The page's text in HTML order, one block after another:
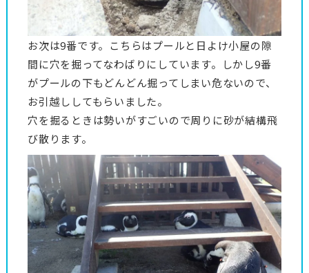
お次は9番です。こちらはプールと日よけ小屋の隙
間に穴を掘ってなわばりにしています。しかし9番
がプールの下もどんどん掘ってしまい危ないので、
お引越ししてもらいました。
穴を掘るときは勢いがすごいので周りに砂が結構飛
び散ります。